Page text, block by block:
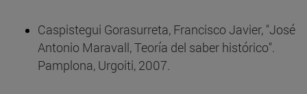
Caspistegui Gorasurreta, Francisco Javier, "José
Antonio Maravall, Teoría del saber histórico".
Pamplona, Urgoiti, 2007.